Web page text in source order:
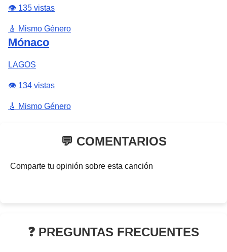
👁️ 135 vistas
🎸 Mismo Género
Mónaco
LAGOS
👁️ 134 vistas
🎸 Mismo Género
💬 COMENTARIOS
Comparte tu opinión sobre esta canción
❓ PREGUNTAS FRECUENTES